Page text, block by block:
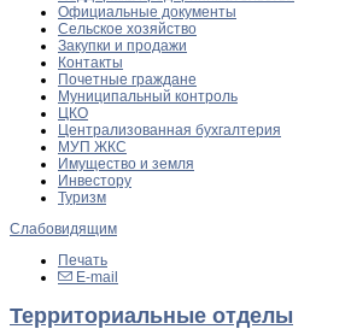
Официальные документы
Сельское хозяйство
Закупки и продажи
Контакты
Почетные граждане
Муниципальный контроль
ЦКО
Централизованная бухгалтерия
МУП ЖКС
Имущество и земля
Инвестору
Туризм
Слабовидящим
Печать
E-mail
Территориальные отделы